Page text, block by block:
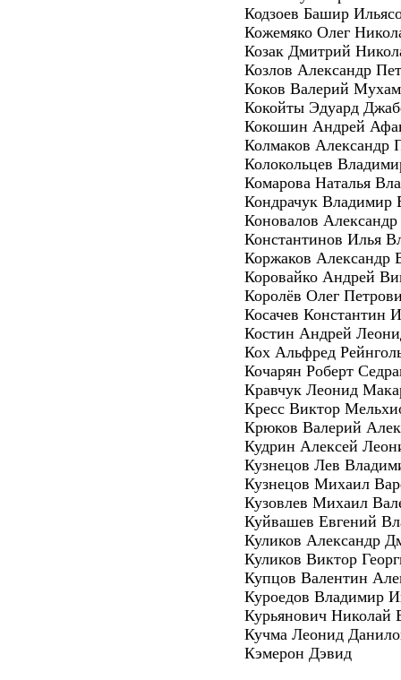
Кодзоев Башир
Кожемяко Олег
Козак Дмитрий
Козлов Александр
Коков Валерий
Кокойты Эдуард
Кокошин Андрей
Колмаков Александр
Колокольцев
Комарова Наталья
Кондрачук Владимир
Коновалов
Константинов Илья
Коржаков Александр
Коровайко Андрей
Королёв Олег
Косачев Константин
Костин Андрей
Кох Альфред
Кочарян Роберт
Кравчук Леонид
Кресс Виктор
Крюков Валерий
Кудрин Алексей
Кузнецов Лев
Кузнецов Михаил
Кузовлев Михаил
Куйвашев Евгений
Куликов Александр
Куликов Виктор
Купцов Валентин
Куроедов Владимир
Курьянович Николай
Кучма Леонид
Кэмерон Дэвид